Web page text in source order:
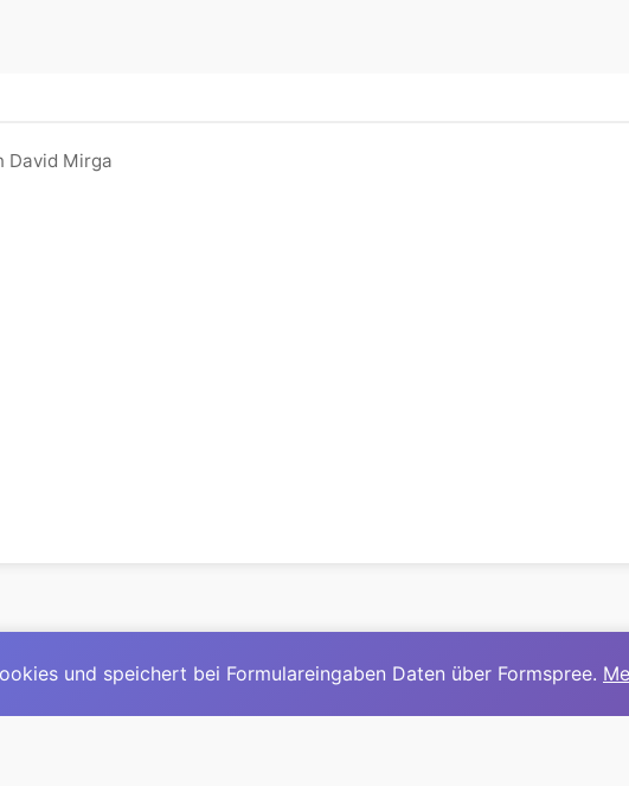
David Mirga
© 2025David Mirga|LinkedIn|davidmirga.com
und speichert bei Formulareingaben Daten über Formspree.